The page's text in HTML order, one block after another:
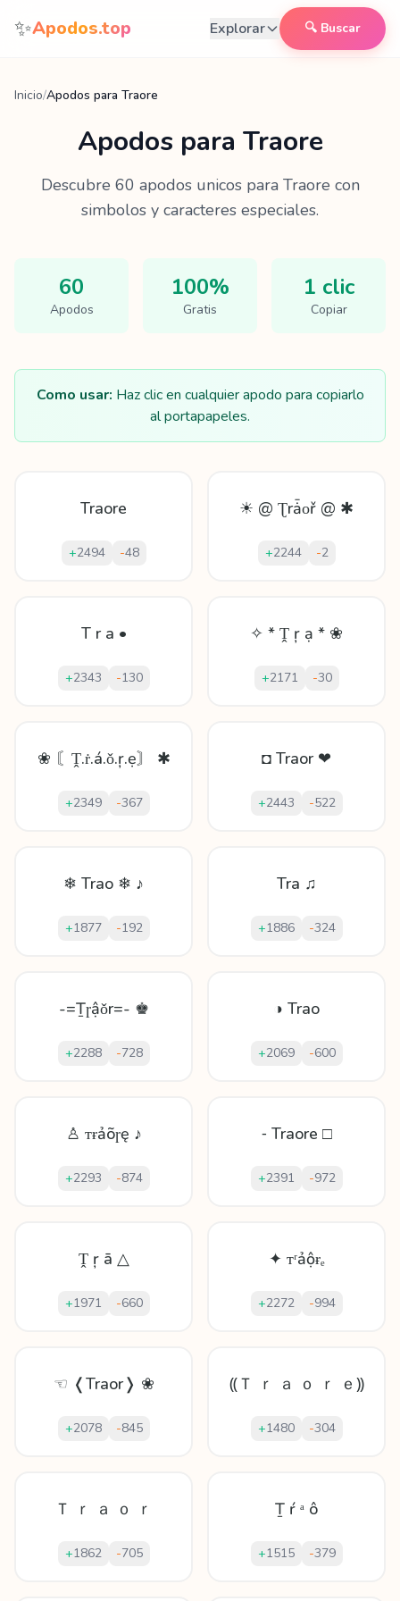
Saltar al contenido
✨Apodos.top Explorar 🔍 Buscar
Inicio/Apodos para Traore
Apodos para Traore
Descubre 60 apodos unicos para Traore con
simbolos y caracteres especiales.
60
Apodos
100%
Gratis
1 clic
Copiar
Como usar: Haz clic en cualquier apodo para copiarlo
al portapapeles.
Traore
+2494 -48
☀ @ Ʈrǡᴏř @ ✱
+2244 -2
T r a •
+2343 -130
✧ * Ṱ ŗ ạ * ❀
+2171 -30
❀ 〘Ṱ.ṙ.á.ǒ.ŗ.ẹ〙 ✱
+2349 -367
◘ Traor ❤
+2443 -522
❄ Trao ❄ ♪
+1877 -192
Tra ♫
+1886 -324
-=Ṯɼậǒr=- ♚
+2288 -728
◑ Trao
+2069 -600
♙ ᴛɍảõɼę ♪
+2293 -874
⁃ Traore □
+2391 -972
Ṱ ŗ ā △
+1971 -660
✦ ᴛʳảộɍₑ
+2272 -994
☜ ❬Traor❭ ❀
+2078 -845
⸨Ｔ ｒ ａ ｏ ｒ ｅ⸩
+1480 -304
Ｔ ｒ ａ ｏ ｒ
+1862 -705
Ṯ ŕ ᵃ ô
+1515 -379